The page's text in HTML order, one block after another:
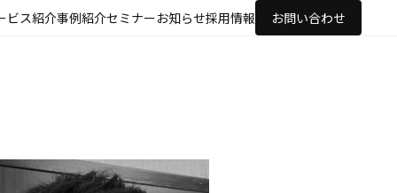
ビス紹介事例紹介セミナーお知らせ採用情報 お問い合わせ